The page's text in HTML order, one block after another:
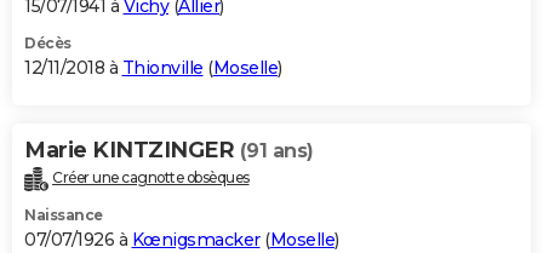
15/07/1941 à Vichy(Allier)
Décès
12/11/2018 à Thionville (Moselle)
Marie KINTZINGER (91 ans)
Créer une cagnotte obsèques
Naissance
07/07/1926 à Kœnigsmacker(Moselle)